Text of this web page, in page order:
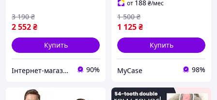
2 552₴
3 190 ₴
Купить
Інтернет-магазин Look 100 Clothes 90%
от 188₴/мес
1 125₴
1 500 ₴
Купить
MyCase 98%